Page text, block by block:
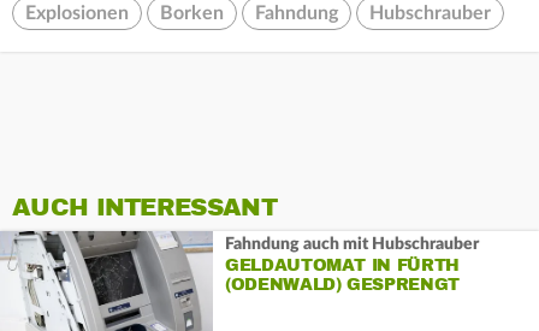
Explosionen Borken Fahndung Hubschrauber
AUCH INTERESSANT
Fahndung auch mit Hubschrauber
GELDAUTOMAT IN FÜRTH
(ODENWALD) GESPRENGT